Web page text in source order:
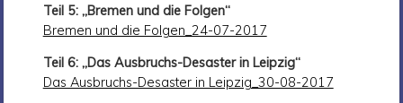
Teil 5: „Bremen und die Folgen“
Bremen und die Folgen_24-07-2017
Teil 6: „Das Ausbruchs-Desaster in Leipzig“
Das Ausbruchs-Desaster in Leipzig_30-08-2017